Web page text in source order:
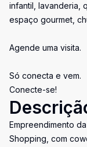
infantil, lavanderia,
espaço gourmet,
Agende uma visita.
Só conecta e vem.
Conecte-se!
Empreendimento
Shopping, com